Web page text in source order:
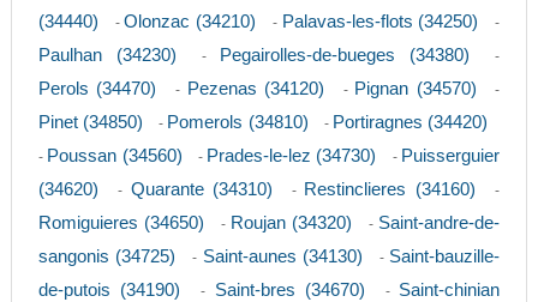
(34440)
-Olonzac (34210) - Palavas-les-flots (34250) -
Paulhan (34230) - Pegairolles-de-bueges (34380) -
Perols (34470) - Pezenas (34120) - Pignan (34570) -
Pinet (34850) - Pomerols (34810) - Portiragnes (34420)
- Poussan (34560) - Prades-le-lez (34730) - Puisserguier
(34620)
- Quarante (34310) - Restinclieres (34160) -
Romiguieres (34650) - Roujan (34320) - Saint-andre-de-
sangonis (34725)
- Saint-aunes (34130) - Saint-bauzille-
de-putois (34190)
- Saint-bres (34670) - Saint-chinian